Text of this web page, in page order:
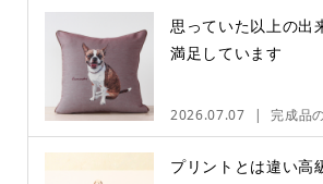
思っていた以上の出
満足しています
2026.07.07 完成品
プリントとは違い高